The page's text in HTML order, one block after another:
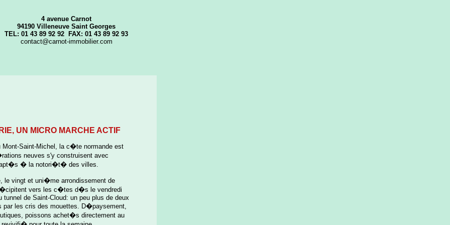
4 avenue Carnot
94190 Villeneuve Saint Georges
TEL: 01 43 89 92 92 FAX: 01 43 89 92 93
contact@carnot-immobilier.com
UN MICRO MARCHE ACTIF
Saint-Michel, la c�te normande est
neuves s'y construisent avec
� la notori�t� des villes.
vingt et uni�me arrondissement de
vers les c�tes d�s le vendredi
de Saint-Cloud: un peu plus de deux
les cris des mouettes. D�paysement,
poissons achet�s directement au